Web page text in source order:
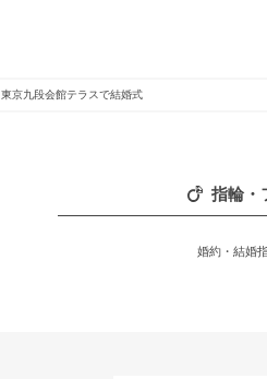
東京九段会館テラスで結婚式
指輪・
婚約・結婚